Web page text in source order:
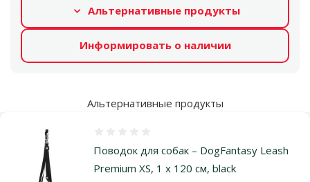
Альтернативные продукты
Информировать о наличии
Альтернативные продукты
Поводок для собак – DogFantasy Leash
Premium XS, 1 x 120 см, black